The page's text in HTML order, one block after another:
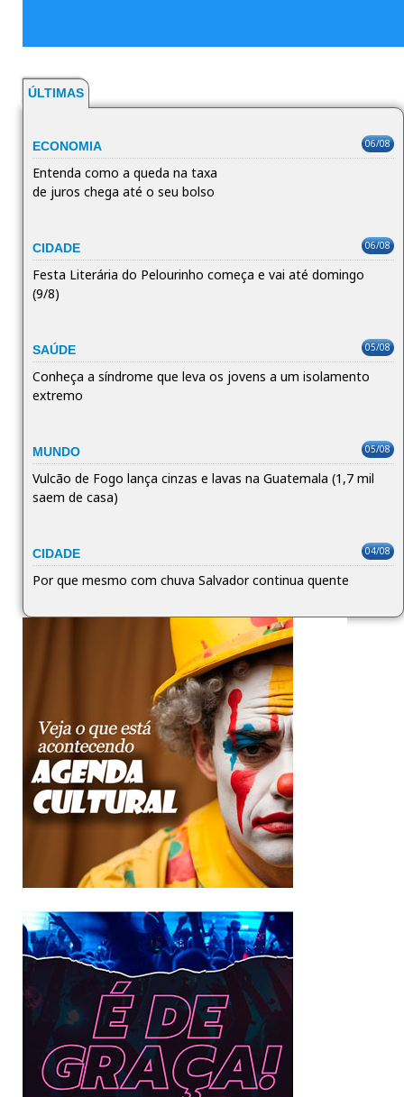
ÚLTIMAS
ECONOMIA 06/08
Entenda como a queda na taxa
de juros chega até o seu bolso
CIDADE 06/08
Festa Literária do Pelourinho começa e vai até domingo
(9/8)
SAÚDE 05/08
Conheça a síndrome que leva os jovens a um isolamento
extremo
MUNDO 05/08
Vulcão de Fogo lança cinzas e lavas na Guatemala (1,7 mil
saem de casa)
CIDADE 04/08
Por que mesmo com chuva Salvador continua quente